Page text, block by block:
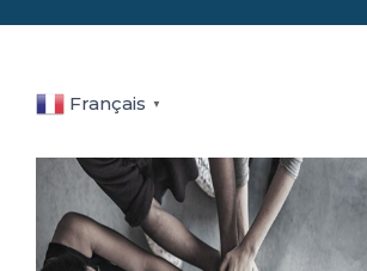
IT FR
Français ▼